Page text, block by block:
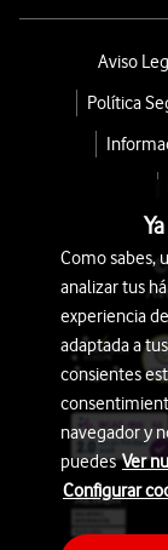
Aviso
Política
©
Como sabes,
analizar tus
experiencia
adaptada a
consientes
navegador y
puedesVer
Configurar